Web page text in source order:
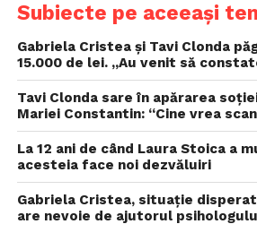
Subiecte pe aceeași
Gabriela Cristea și Tavi Clonda
15.000 de lei. „Au venit să
Tavi Clonda sare în apărarea
Mariei Constantin: “Cine vrea
La 12 ani de când Laura Stoica a
acesteia face noi dezvăluiri
Gabriela Cristea, situație
are nevoie de ajutorul